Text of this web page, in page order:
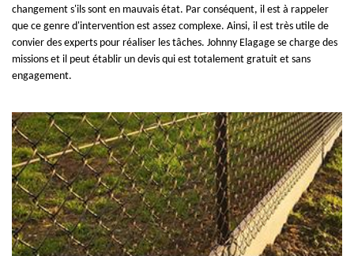
changement s'ils sont en mauvais état. Par conséquent, il est à rappeler
que ce genre d'intervention est assez complexe. Ainsi, il est très utile de
convier des experts pour réaliser les tâches. Johnny Elagage se charge des
missions et il peut établir un devis qui est totalement gratuit et sans
engagement.